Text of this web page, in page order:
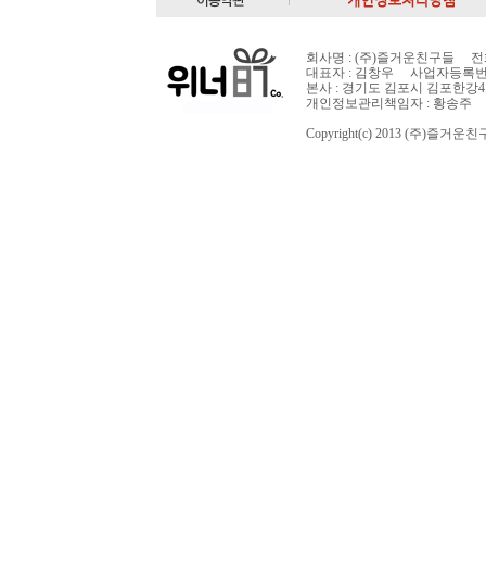
회사명 : (주)즐거운친구들
대표자 : 김창우 사업자등록번
본사 : 경기도 김포시 김포한강
개인정보관리책임자 : 황송주
Copyright(c) 2013 (주)즐거운친